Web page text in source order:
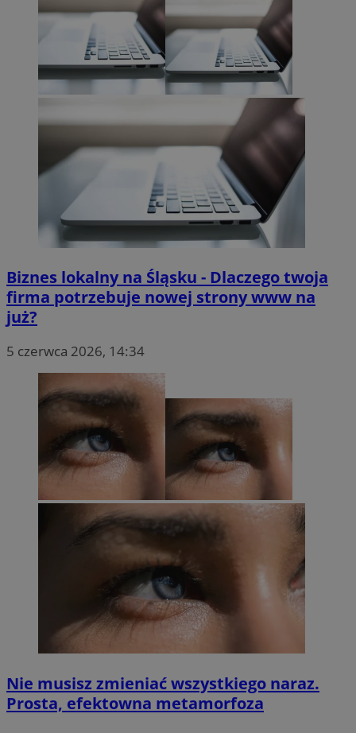
Biznes lokalny na Śląsku - Dlaczego twoja
firma potrzebuje nowej strony www na
już?
5 czerwca 2026, 14:34
Nie musisz zmieniać wszystkiego naraz.
Prosta, efektowna metamorfoza